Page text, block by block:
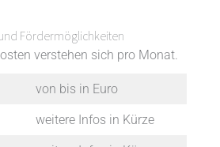
Fördermöglichkeiten
verstehen sich pro Monat.
von bis in Euro
weitere Infos in Kürze